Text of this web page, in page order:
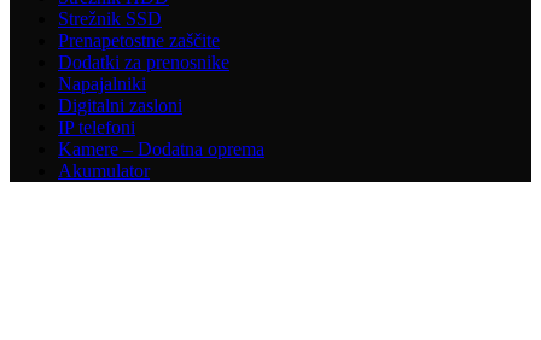
Strežnik SSD
Prenapetostne zaščite
Dodatki za prenosnike
Napajalniki
Digitalni zasloni
IP telefoni
Kamere – Dodatna oprema
Akumulator